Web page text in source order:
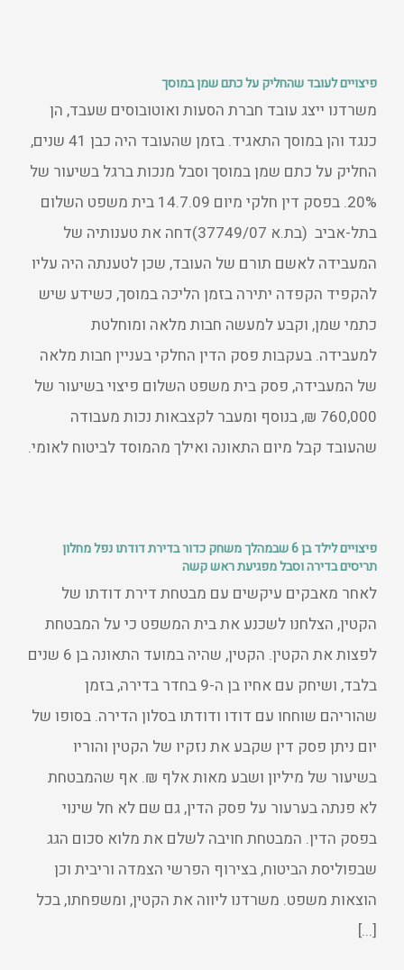
פיצויים לעובד שהחליק על כתם שמן במוסך
משרדנו ייצג עובד חברת הסעות ואוטובוסים שעבד, הן
כנגד והן במוסך התאגיד. בזמן שהעובד היה כבן 41 שנים,
החליק על כתם שמן במוסך וסבל מנכות ברגל בשיעור של
20%. בפסק דין חלקי מיום 14.7.09 בית משפט השלום
בתל-אביב (בת.א 37749/07)דחה את טענותיה של
המעבידה לאשם תורם של העובד, שכן לטענתה היה עליו
להקפיד הקפדה יתירה בזמן הליכה במוסך, כשידע שיש
כתמי שמן, וקבע למעשה חבות מלאה ומוחלטת
למעבידה. בעקבות פסק הדין החלקי בעניין חבות מלאה
של המעבידה, פסק בית משפט השלום פיצוי בשיעור של
760,000 ₪, בנוסף ומעבר לקצבאות נכות מעבודה
שהעובד קבל מיום התאונה ואילך מהמוסד לביטוח לאומי.
פיצויים לילד בן 6 שבמהלך משחק כדור בדירת דודתו נפל מחלון
תריסים בדירה וסבל מפגיעת ראש קשה
לאחר מאבקים עיקשים עם מבטחת דירת דודתו של
הקטין, הצלחנו לשכנע את בית המשפט כי על המבטחת
לפצות את הקטין. הקטין, שהיה במועד התאונה בן 6 שנים
בלבד, ושיחק עם אחיו בן ה-9 בחדר בדירה, בזמן
שהוריהם שוחחו עם דודו ודודתו בסלון הדירה. בסופו של
יום ניתן פסק דין שקבע את נזקיו של הקטין והוריו
בשיעור של מיליון ושבע מאות אלף ₪. אף שהמבטחת
לא פנתה בערעור על פסק הדין, גם שם לא חל שינוי
בפסק הדין. המבטחת חויבה לשלם את מלוא סכום הגג
שבפוליסת הביטוח, בצירוף הפרשי הצמדה וריבית וכן
הוצאות משפט. משרדנו ליווה את הקטין, ומשפחתו, בכל
[...]